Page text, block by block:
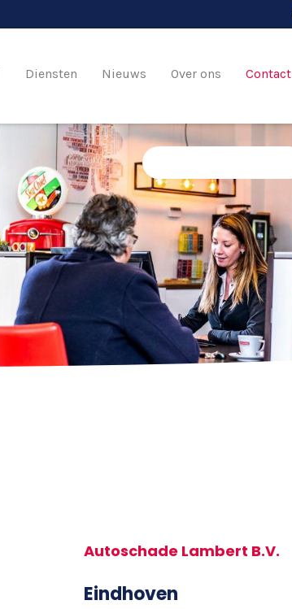
Diensten Nieuws Over ons Contact
Zoeken
Autoschade Lambert B.V.
Eindhoven